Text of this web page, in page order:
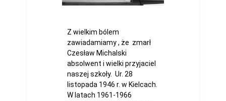
Z wielkim bólem
zawiadamiamy , że zmarł
Czesław Michalski
absolwent i wielki przyjaciel
naszej szkoły. Ur. 28
listopada 1946 r. w Kielcach.
W latach 1961-1966